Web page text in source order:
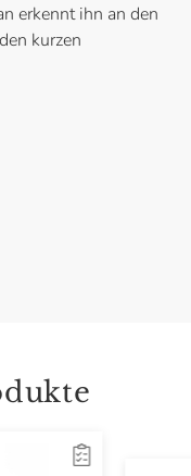
erkennt ihn an den
kurzen